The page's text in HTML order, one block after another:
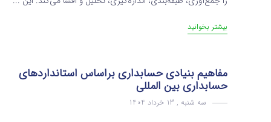
بیشتر بخوانید
مفاهیم بنیادی حسابداری براساس استانداردهای
حسابداری بین المللی
سه شنبه , 13 خرداد 1404